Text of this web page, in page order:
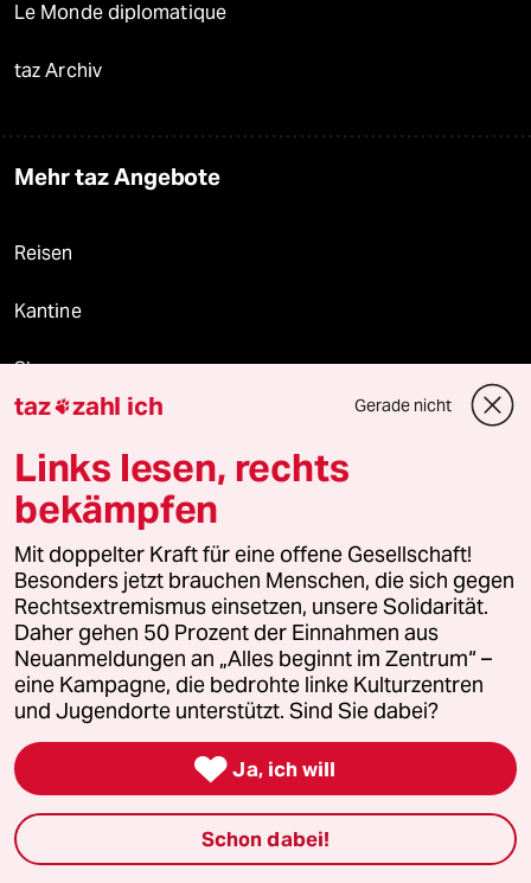
Le Monde diplomatique
taz Archiv
Mehr taz Angebote
Reisen
Kantine
Shop
Fragen & Hilfe
Feedback
Aboservice
ePaper Login
Downloads für Abonnierende
taz zahl ich Gerade nicht
Links lesen, rechts
bekämpfen
Mit doppelter Kraft für eine offene Gesellschaft!
Besonders jetzt brauchen Menschen, die sich gegen
Rechtsextremismus einsetzen, unsere Solidarität.
Daher gehen 50 Prozent der Einnahmen aus
Neuanmeldungen an „Alles beginnt im Zentrum“ –
eine Kampagne, die bedrohte linke Kulturzentren
und Jugendorte unterstützt. Sind Sie dabei?
 Ja, ich will
Schon dabei!